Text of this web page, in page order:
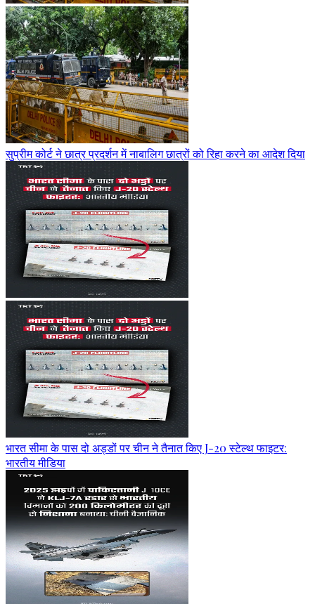
सुप्रीम कोर्ट ने छात्र प्रदर्शन में नाबालिग छात्रों को रिहा करने का आदेश दिया
भारत सीमा के पास दो अड्डों पर चीन ने तैनात किए J-20 स्टेल्थ फाइटर:
भारतीय मीडिया